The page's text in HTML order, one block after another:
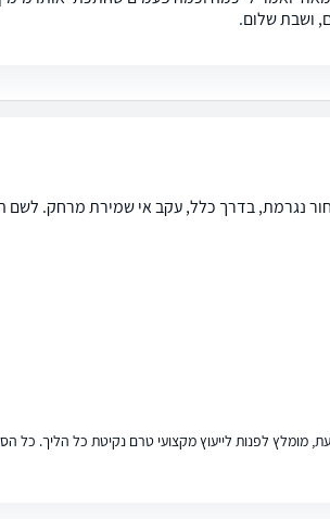
ושבת שלום.
נגרמת, בדרך כלל, עקב אי שמירת מרחק. לשם
מומלץ לפנות לייעוץ מקצועי טרם נקיטת כל הליך. כל